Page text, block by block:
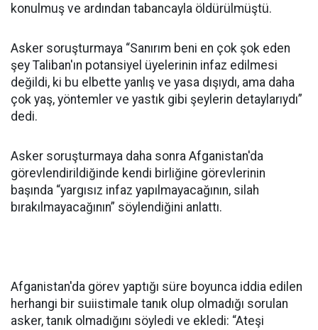
konulmuş ve ardından tabancayla öldürülmüştü.
Asker soruşturmaya “Sanırım beni en çok şok eden
şey Taliban'ın potansiyel üyelerinin infaz edilmesi
değildi, ki bu elbette yanlış ve yasa dışıydı, ama daha
çok yaş, yöntemler ve yastık gibi şeylerin detaylarıydı”
dedi.
Asker soruşturmaya daha sonra Afganistan'da
görevlendirildiğinde kendi birliğine görevlerinin
başında “yargısız infaz yapılmayacağının, silah
bırakılmayacağının” söylendiğini anlattı.
Afganistan'da görev yaptığı süre boyunca iddia edilen
herhangi bir suiistimale tanık olup olmadığı sorulan
asker, tanık olmadığını söyledi ve ekledi: “Ateşi